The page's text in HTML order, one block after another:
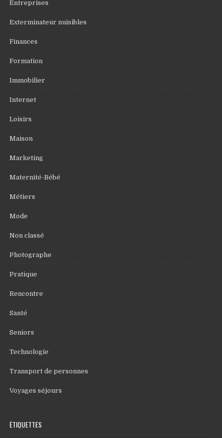
Entreprises
Exterminateur nuisibles
Finances
Formation
Immobilier
Internet
Loisirs
Maison
Marketing
Maternité-Bébé
Métiers
Mode
Non classé
Photographe
Pratique
Rencontre
Santé
Seniors
Technologie
Transport de personnes
Voyages séjours
ÉTIQUETTES